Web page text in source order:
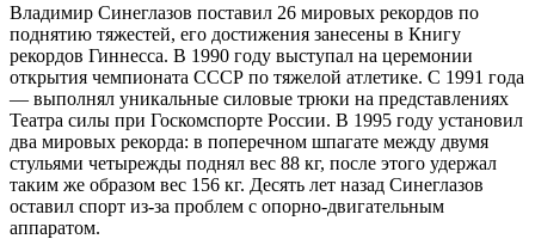
Владимир Синеглазов поставил 26 мировых рекордов по
поднятию тяжестей, его достижения занесены в Книгу
рекордов Гиннесса. В 1990 году выступал на церемонии
открытия чемпионата СССР по тяжелой атлетике. С 1991 года
— выполнял уникальные силовые трюки на представлениях
Театра силы при Госкомспорте России. В 1995 году установил
два мировых рекорда: в поперечном шпагате между двумя
стульями четырежды поднял вес 88 кг, после этого удержал
таким же образом вес 156 кг. Десять лет назад Синеглазов
оставил спорт из-за проблем с опорно-двигательным
аппаратом.